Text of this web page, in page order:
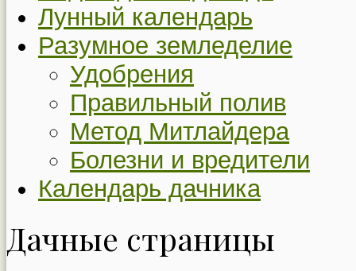
Лунный календарь
Разумное земледелие
Удобрения
Правильный полив
Метод Митлайдера
Болезни и вредители
Календарь дачника
Дачные страницы